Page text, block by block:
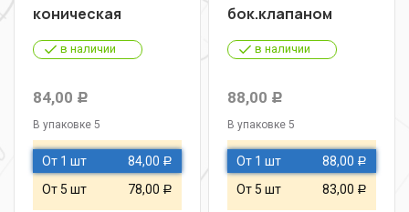
коническая
в наличии
84,00 Р
В упаковке 5
От 1 шт 84,00 Р
От 5 шт 78,00 Р
бок.клапаном
в наличии
88,00 Р
В упаковке 5
От 1 шт 88,00 Р
От 5 шт 83,00 Р